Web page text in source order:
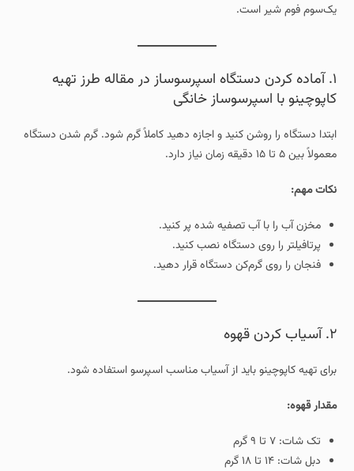
یک‌سوم فوم شیر است.
۱. آماده کردن دستگاه اسپرسوساز در مقاله طرز تهیه
کاپوچینو با اسپرسوساز خانگی
ابتدا دستگاه را روشن کنید و اجازه دهید کاملاً گرم شود. گرم شدن دستگاه
معمولاً بین ۵ تا ۱۵ دقیقه زمان نیاز دارد.
نکات مهم:
مخزن آب را با آب تصفیه شده پر کنید.
پرتافیلتر را روی دستگاه نصب کنید.
فنجان را روی گرم‌کن دستگاه قرار دهید.
۲. آسیاب کردن قهوه
برای تهیه کاپوچینو باید از آسیاب مناسب اسپرسو استفاده شود.
مقدار قهوه:
تک شات: ۷ تا ۹ گرم
دبل شات: ۱۴ تا ۱۸ گرم